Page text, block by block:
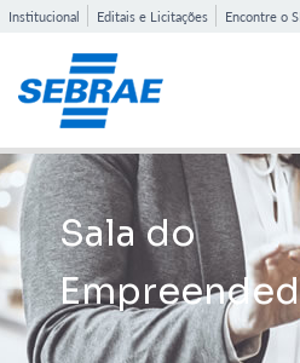
Institucional Editais e Licitações Encontre o
Sala do